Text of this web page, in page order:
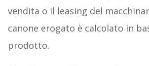
vendita o il leasing del
canone erogato è calcolato in
prodotto.